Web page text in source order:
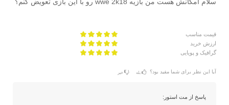
سلام امکانش هست من بازیه wwe 2k18 رو با این بازی تعویض کنم؟
قیمت مناسب
ارزش خرید
گرافیک و پویایی
آیا این نظر برای شما مفید بود؟ بله خیر
پاسخ از مت استور: